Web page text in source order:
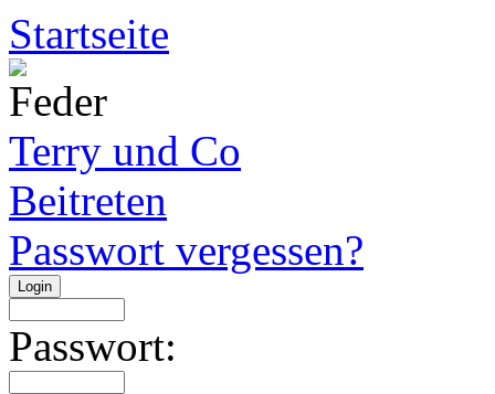
Startseite
Terry und Co
Beitreten
Passwort vergessen?
Passwort: